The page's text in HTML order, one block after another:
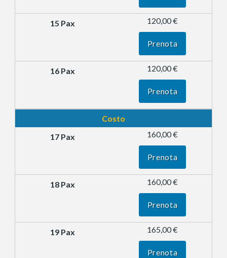
120,00 €
Prenota
120,00 €
Prenota
Costo
160,00 €
Prenota
160,00 €
Prenota
165,00 €
Prenota